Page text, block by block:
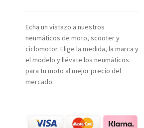
Echa un vistazo a nuestros
neumáticos de moto, scooter y
ciclomotor. Elige la medida, la marca y
el modelo y llévate los neumáticos
para tu moto al mejor precio del
mercado.